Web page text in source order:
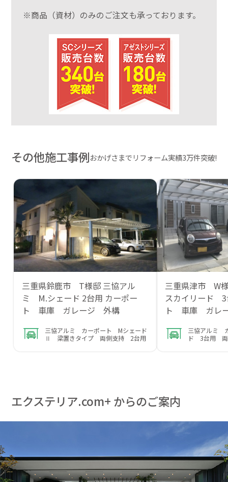
※商品（資材）のみのご注文も承っております。
その他施工事例おかげさまでリフォーム実績3万件突破!
三重県鈴鹿市 T様邸 三協アル
ミ M.シェード 2台用 カーポー
ト 車庫 ガレージ 外構
三協アルミ カーポート Mシェード
Ⅱ 梁置きタイプ 両側支持 2台用
三重県津市 W
スカイリード
ト 車庫 ガレ
三協アルミ
ド 3台用 両
エクステリア.com+ からのご案内